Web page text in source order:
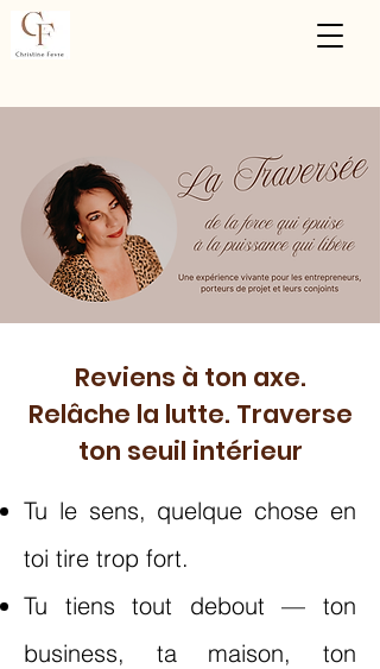
Reviens à ton axe.
Relâche la lutte. Traverse
ton seuil intérieur
Tu le sens, quelque chose en
toi tire trop fort.
Tu tiens tout debout — ton
business, ta maison, ton